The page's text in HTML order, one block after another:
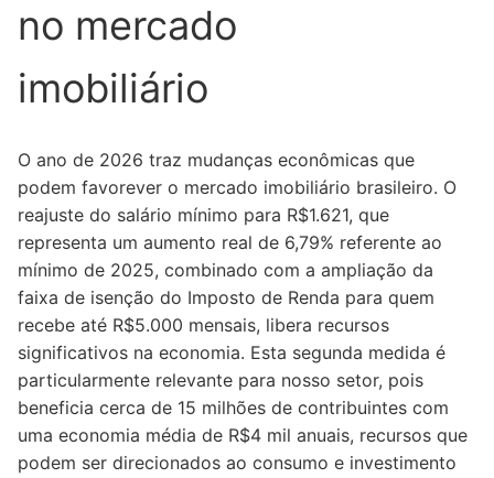
no mercado
imobiliário
O ano de 2026 traz mudanças econômicas que
podem favorever o mercado imobiliário brasileiro. O
reajuste do salário mínimo para R$1.621, que
representa um aumento real de 6,79% referente ao
mínimo de 2025, combinado com a ampliação da
faixa de isenção do Imposto de Renda para quem
recebe até R$5.000 mensais, libera recursos
significativos na economia. Esta segunda medida é
particularmente relevante para nosso setor, pois
beneficia cerca de 15 milhões de contribuintes com
uma economia média de R$4 mil anuais, recursos que
podem ser direcionados ao consumo e investimento